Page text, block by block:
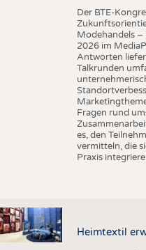
Der BTE-
Modehandels –
2026 im
Antworten
Talkrunden
Fragen rund
es, den
vermitteln, die
Praxis
Heimtextil